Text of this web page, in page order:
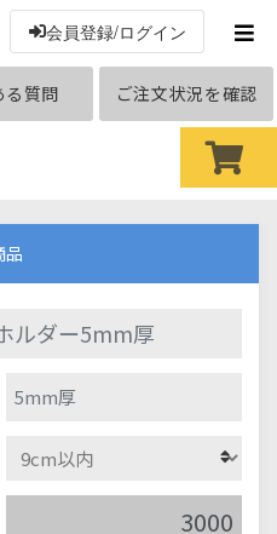
会員登録/ログイン
る質問 ご注文状況を確認
品
ルダー5mm厚
5mm厚